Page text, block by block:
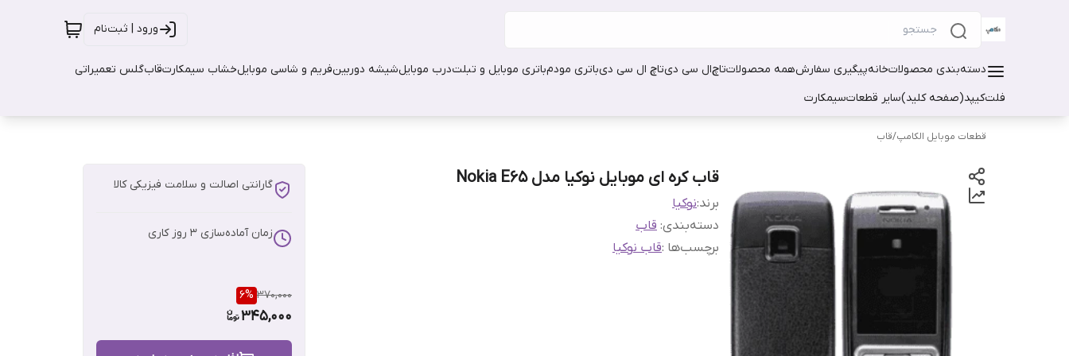
ورود | ثبت‌نام
دسته‌بندی محصولاتخانهپیگیری سفارشهمه محصولاتتاچال سی دیتاچ ال سی دیباتری مودمباتری موبایل و تبلتدرب موبایلشیشه دوربینفریم و شاسی موبایلخشاب سیمکارتقابگلس تعمیراتی
فلتکیپد(صفحه کلید)سایر قطعاتسیمکارت
قطعات موبایل الکامپ/قاب
قاب کره ای موبایل نوکیا مدل Nokia E65
برند:نوکیا
دسته‌بندی: قاب
برچسب‌ها :قاب نوکیا
گارانتی اصالت و سلامت فیزیکی کالا
زمان آماده‌سازی 3 روز کاری
370,000
6%
345,000